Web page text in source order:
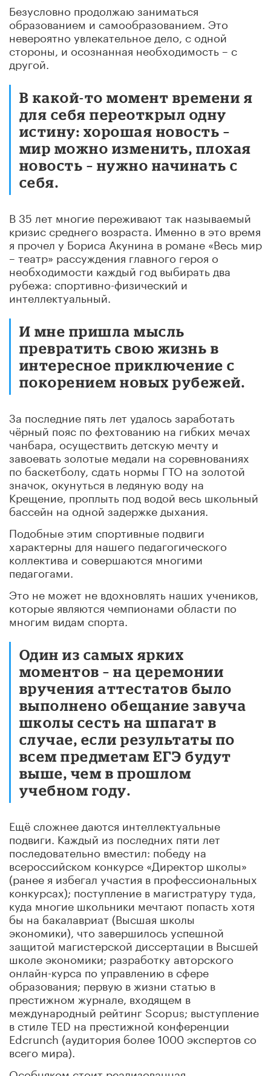
Безусловно продолжаю заниматься
образованием и самообразованием. Это
невероятно увлекательное дело, с одной
стороны, и осознанная необходимость – с
другой.
В какой-то момент времени я
для себя переоткрыл одну
истину: хорошая новость –
мир можно изменить, плохая
новость – нужно начинать с
себя.
В 35 лет многие переживают так называемый
кризис среднего возраста. Именно в это время
я прочел у Бориса Акунина в романе «Весь мир
– театр» рассуждения главного героя о
необходимости каждый год выбирать два
рубежа: спортивно-физический и
интеллектуальный.
И мне пришла мысль
превратить свою жизнь в
интересное приключение с
покорением новых рубежей.
За последние пять лет удалось заработать
чёрный пояс по фехтованию на гибких мечах
чанбара, осуществить детскую мечту и
завоевать золотые медали на соревнованиях
по баскетболу, сдать нормы ГТО на золотой
значок, окунуться в ледяную воду на
Крещение, проплыть под водой весь школьный
бассейн на одной задержке дыхания.
Подобные этим спортивные подвиги
характерны для нашего педагогического
коллектива и совершаются многими
педагогами.
Это не может не вдохновлять наших учеников,
которые являются чемпионами области по
многим видам спорта.
Один из самых ярких
моментов – на церемонии
вручения аттестатов было
выполнено обещание завуча
школы сесть на шпагат в
случае, если результаты по
всем предметам ЕГЭ будут
выше, чем в прошлом
учебном году.
Ещё сложнее даются интеллектуальные
подвиги. Каждый из последних пяти лет
последовательно вместил: победу на
всероссийском конкурсе «Директор школы»
(ранее я избегал участия в профессиональных
конкурсах); поступление в магистратуру туда,
куда многие школьники мечтают попасть хотя
бы на бакалавриат (Высшая школы
экономики), что завершилось успешной
защитой магистерской диссертации в Высшей
школе экономики; разработку авторского
онлайн-курса по управлению в сфере
образования; первую в жизни статью в
престижном журнале, входящем в
международный рейтинг Scopus; выступление
в стиле TED на престижной конференции
Edcrunch (аудитория более 1000 экспертов со
всего мира).